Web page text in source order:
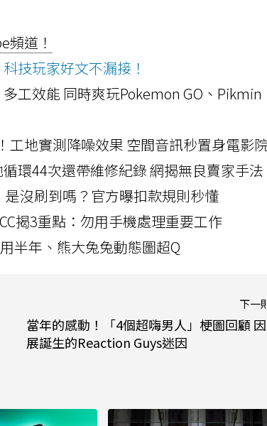
頻道！
技玩家好文不漏接！
工效能 同時爽玩Pokemon GO、Pikmin
工地實測降噪效果 空間音訊秒置身電影
環44次還帶維修紀錄 網揭無良賣家手法
沒刷到嗎？官方曝扣款規則秒懂
揭3重點：勿用手機處理重要工作
半年、熊大兔兔動態圖超Q
下一
當年的感動！「4個超嗨男人」梗圖回顧
展誕生的Reaction Guys迷因